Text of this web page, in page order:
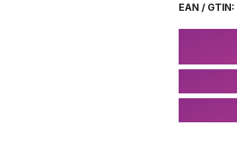
EAN / GTIN: